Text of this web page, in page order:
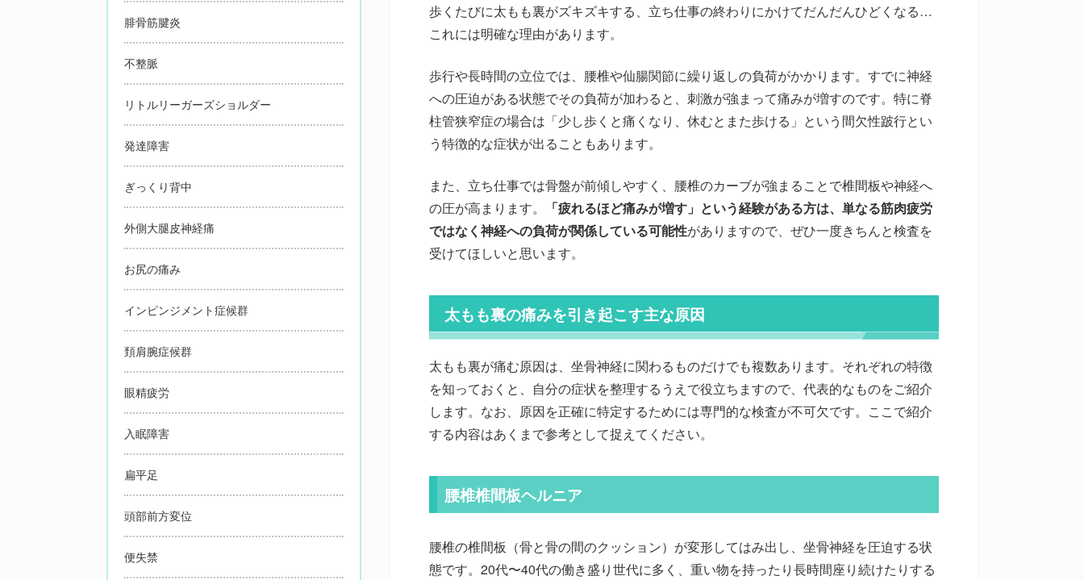
歩くたびに太もも裏がズキズキする、立ち仕事の終わりにかけてだんだんひどくなる…
これには明確な理由があります。
歩行や長時間の立位では、腰椎や仙腸関節に繰り返しの負荷がかかります。すでに神経
への圧迫がある状態でその負荷が加わると、刺激が強まって痛みが増すのです。特に脊
柱管狭窄症の場合は「少し歩くと痛くなり、休むとまた歩ける」という間欠性跛行とい
う特徴的な症状が出ることもあります。
また、立ち仕事では骨盤が前傾しやすく、腰椎のカーブが強まることで椎間板や神経へ
の圧が高まります。
「疲れるほど痛みが増す」という経験がある方は、単なる筋肉疲労
ではなく神経への負荷が関係している可能性がありますので、ぜひ一度きちんと検査を
受けてほしいと思います。
太もも裏の痛みを引き起こす主な原因
太もも裏が痛む原因は、坐骨神経に関わるものだけでも複数あります。それぞれの特徴
を知っておくと、自分の症状を整理するうえで役立ちますので、代表的なものをご紹介
します。なお、原因を正確に特定するためには専門的な検査が不可欠です。ここで紹介
する内容はあくまで参考として捉えてください。
腰椎椎間板ヘルニア
腰椎の椎間板（骨と骨の間のクッション）が変形してはみ出し、坐骨神経を圧迫する状
態です。20代〜40代の働き盛り世代に多く、重い物を持ったり長時間座り続けたりする
腓骨筋腱炎
不整脈
リトルリーガーズショルダー
発達障害
ぎっくり背中
外側大腿皮神経痛
お尻の痛み
インピンジメント症候群
頚肩腕症候群
眼精疲労
入眠障害
扁平足
頭部前方変位
便失禁